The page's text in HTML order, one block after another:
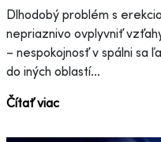
Dlhodobý problém s
nepriaznivo ovplyvniť
– nespokojnosť v spálni sa
do iných oblastí...
Čítať viac